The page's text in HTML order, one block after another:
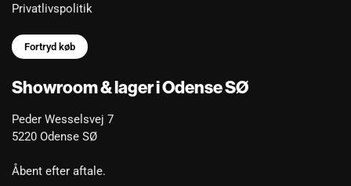
Privatlivspolitik
Fortryd køb
Showroom & lager i Odense SØ
Peder Wesselsvej 7
5220 Odense SØ
Åbent efter aftale.